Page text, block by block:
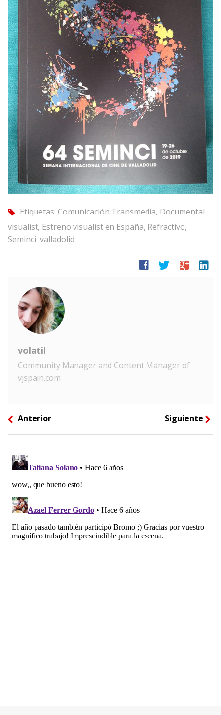
tag Etiquetas: Comunicación Transmedia, Documental
visualist, Estreno visualist en España, Refractivo,
Seminci, valladolid
facebook twitter google linkedin
volatil
Community Manager and Content Manager of
vjspain.com
left Anterior Siguiente right